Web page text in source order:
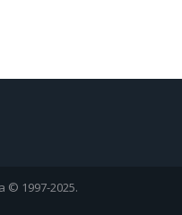
© 1997-2025.